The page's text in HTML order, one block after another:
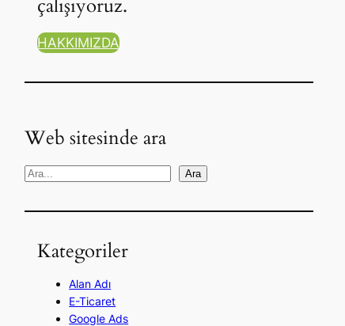
çalışıyoruz.
HAKKIMIZDA
Web sitesinde ara
A
a
Ara
Kategoriler
Alan Adı
E-Ticaret
Google Ads